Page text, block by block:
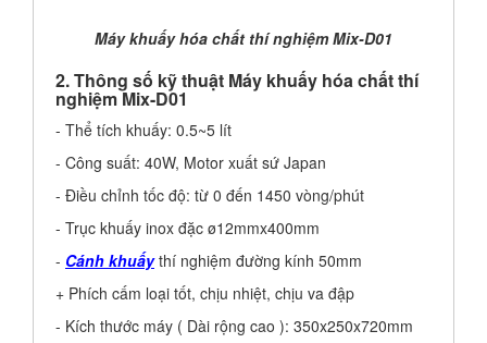
Máy khuấy hóa chất thí nghiệm Mix-D01
2. Thông số kỹ thuật Máy khuấy hóa chất thí
nghiệm Mix-D01
- Thể tích khuấy: 0.5~5 lít
- Công suất: 40W, Motor xuất sứ Japan
- Điều chỉnh tốc độ: từ 0 đến 1450 vòng/phút
- Trục khuấy inox đặc ø12mmx400mm
- Cánh khuấythí nghiệm đường kính 50mm
+ Phích cấm loại tốt, chịu nhiệt, chịu va đập
- Kích thước máy ( Dài rộng cao ): 350x250x720mm